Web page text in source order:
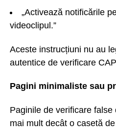
„Activează notificările
videoclipul.”
Aceste instrucțiuni nu au
autentice de verificare
Pagini minimaliste sau
Paginile de verificare
mai mult decât o casetă